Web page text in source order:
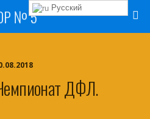
№ 5
ДФЛ.
Русский